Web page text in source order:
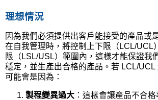
理想情況
因為我們必須提供出客戶能接受的產品或
在自我管理時，將控制上下限（ LCL/UCL
限（ LSL/USL）範圍內，這樣才能保證我
穩定，並生產出合格的產品。若 LCL/UCL
可能會是因為：
製程變異過大 ：這樣會讓產品不合